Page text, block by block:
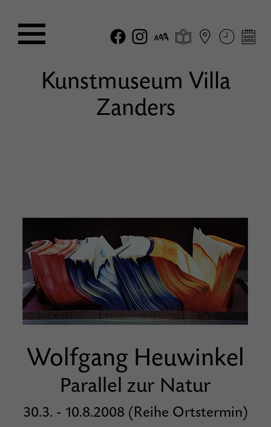
Kunstmuseum Villa
Zanders
Wolfgang Heuwinkel
Parallel zur Natur
30.3. - 10.8.2008 (Reihe Ortstermin)